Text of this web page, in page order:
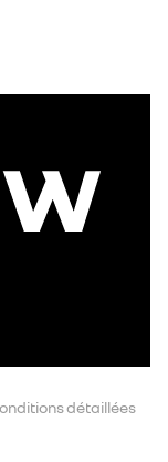
détaillées